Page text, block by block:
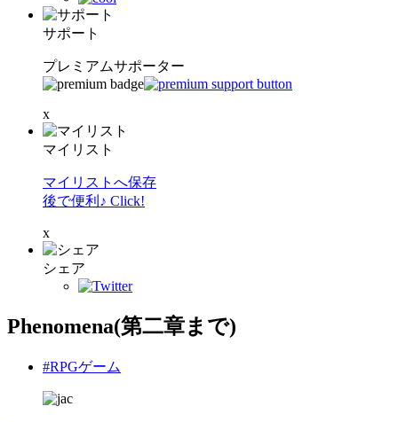
サポート
プレミアムサポーター
x
マイリスト
マイリストへ保存
後で便利♪ Click!
x
シェア
Phenomena(第二章まで)
#RPGゲーム